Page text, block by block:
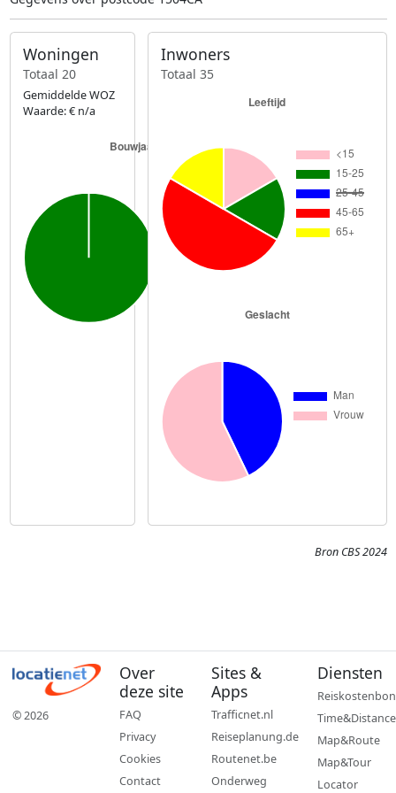
Woningen
Totaal 20
Gemiddelde WOZ
Waarde: € n/a
Inwoners
Totaal 35
Bron CBS 2024
© 2026
Over
deze site
FAQ
Privacy
Cookies
Contact
Sites &
Apps
Trafficnet.nl
Reiseplanung.de
Routenet.be
Onderweg
Diensten
Reiskostenbon
Time&Distance
Map&Route
Map&Tour
Locator